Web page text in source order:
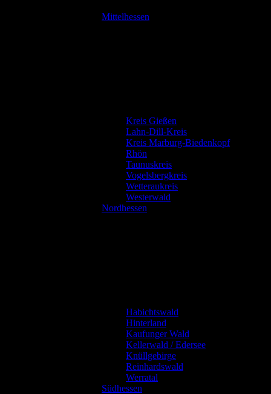
Mittelhessen
Kreis Gießen
Lahn-Dill-Kreis
Kreis Marburg-Biedenkopf
Rhön
Taunuskreis
Vogelsbergkreis
Wetteraukreis
Westerwald
Nordhessen
Habichtswald
Hinterland
Kaufunger Wald
Kellerwald / Edersee
Knüllgebirge
Reinhardswald
Werratal
Südhessen